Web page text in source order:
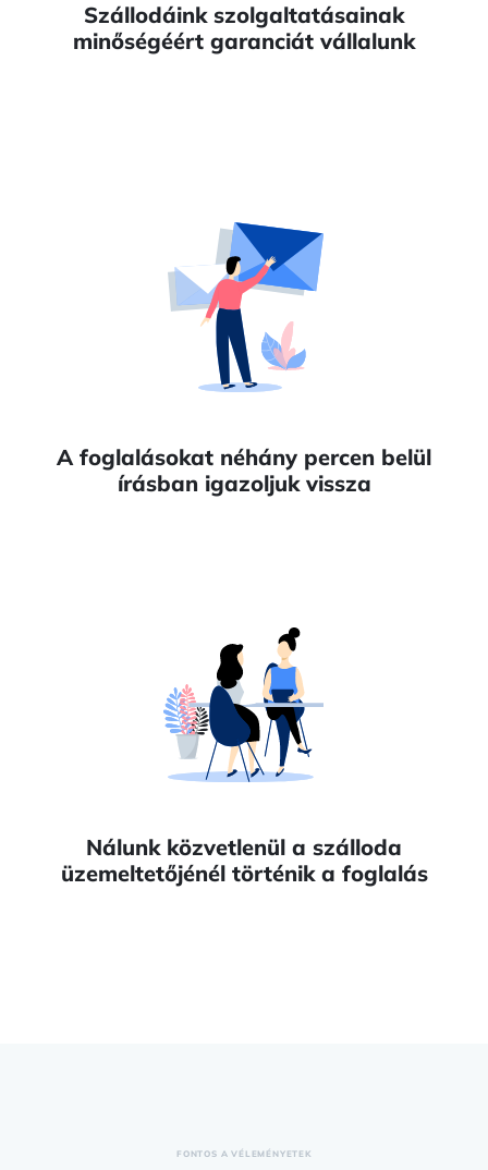
Szállodáink szolgaltatásainak
minőségéért garanciát vállalunk
A foglalásokat néhány percen belül
írásban igazoljuk vissza
Nálunk közvetlenül a szálloda
üzemeltetőjénél történik a foglalás
FONTOS A VÉLEMÉNYETEK